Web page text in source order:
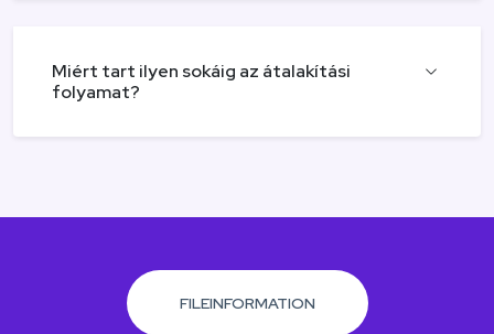
Miért tart ilyen sokáig az átalakítási
folyamat?
FILEINFORMATION